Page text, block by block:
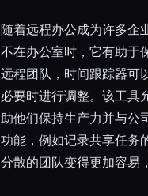
随着远程办公成为许多企
不在办公室时，它有助于
远程团队，时间跟踪器可
必要时进行调整。该工具
助他们保持生产力并与公
功能，例如记录共享任务
分散的团队变得更加容易